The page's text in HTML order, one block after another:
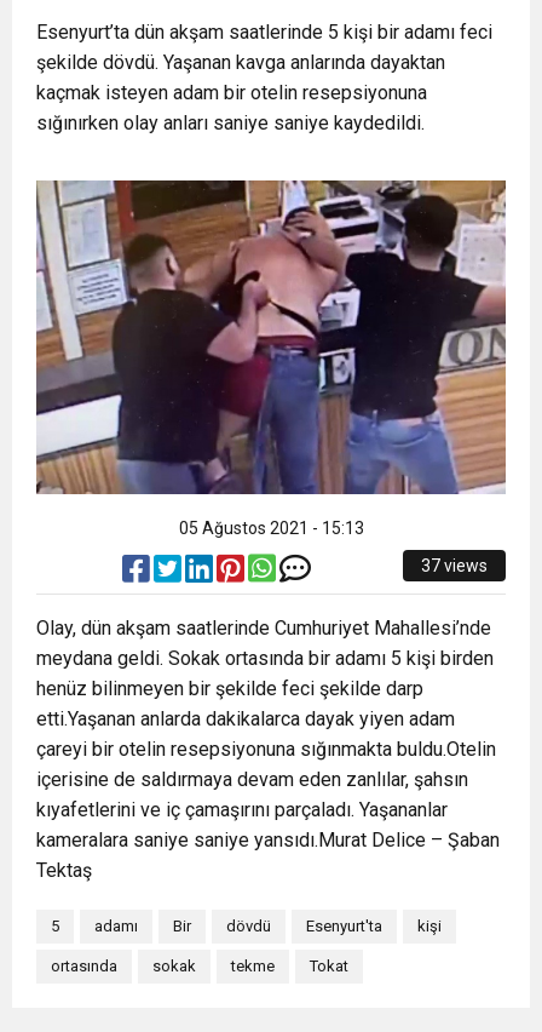
protesto
16:15 Bakan Bilgin’den asgari ücret ve EYT mesajı!
Sözleşmeli personele kadro düzenlemesinde
kapsam genişledi
13:00 Tarım Kredi’nin ardından zincir marketler
oranı
12:54 Gaziantep’te zincirleme kaza! 16 kişi hayatını
kaybetti
19:42 Instagram’da erkeklere tuzak!
Esenyurt’ta dün akşam saatlerinde 5 kişi bir adamı feci
şekilde dövdü. Yaşanan kavga anlarında dayaktan
kaçmak isteyen adam bir otelin resepsiyonuna
sığınırken olay anları saniye saniye kaydedildi.
05 Ağustos 2021 - 15:13
37 views
Olay, dün akşam saatlerinde Cumhuriyet Mahallesi’nde
meydana geldi. Sokak ortasında bir adamı 5 kişi birden
henüz bilinmeyen bir şekilde feci şekilde darp
etti.Yaşanan anlarda dakikalarca dayak yiyen adam
çareyi bir otelin resepsiyonuna sığınmakta buldu.Otelin
içerisine de saldırmaya devam eden zanlılar, şahsın
kıyafetlerini ve iç çamaşırını parçaladı. Yaşananlar
kameralara saniye saniye yansıdı.Murat Delice – Şaban
Tektaş
5 adamı Bir dövdü Esenyurt'ta kişi
ortasında sokak tekme Tokat